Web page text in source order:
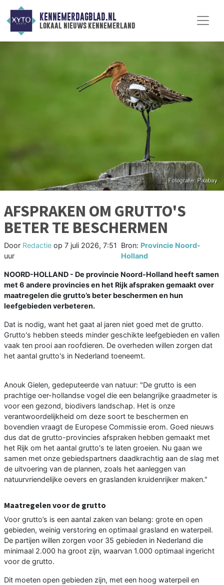
KENNEMERDAGBLAD.NL
lokaal nieuws kennemerland
AFSPRAKEN OM GRUTTO'S
BETER TE BESCHERMEN
Door Redactie op 7 juli 2026, 7:51
uur
Bron: Provincie Noord-
Holland
NOORD-HOLLAND - De provincie Noord-Holland heeft samen
met 6 andere provincies en het Rijk afspraken gemaakt over
maatregelen die grutto’s beter beschermen en hun
leefgebieden verbeteren.
Dat is nodig, want het gaat al jaren niet goed met de grutto.
Grutto's hebben steeds minder geschikte leefgebieden en vallen
vaak ten prooi aan roofdieren. De overheden willen zorgen dat
het aantal grutto's in Nederland toeneemt.
Anouk Gielen, gedeputeerde van natuur: "De grutto is een
prachtige oer-hollandse vogel die een belangrijke graadmeter is
voor een gezond, biodivers landschap. Het is onze
verantwoordelijkheid om deze soort te beschermen en
bovendien vraagt de Europese Commissie erom. Goed nieuws
dus dat de grutto-provincies afspraken hebben gemaakt met
het Rijk om het aantal grutto's te laten groeien. Nu gaan we
samen met onze gebiedspartners daadkrachtig aan de slag met
de uitvoering van de plannen, zoals het aanleggen van
natuurvriendelijke oevers en graslanden kruidenrijker maken."
Maatregelen voor de grutto
Voor grutto’s is een aantal zaken van belang: grote en open
gebieden, weinig verstoring en optimaal grasland en waterpeil.
De partijen willen zorgen voor 35 gebieden in Nederland die
minimaal 2.000 ha groot zijn, waarvan 1.000 optimaal ingericht
voor de grutto.
Dit moeten open gebieden zijn, met een hoog waterpeil en